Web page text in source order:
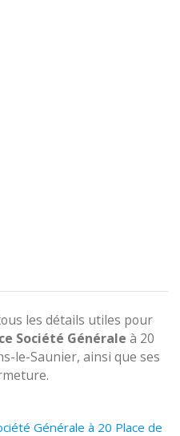
les détails utiles pour
Société Générale à 20
le-Saunier, ainsi que ses
Générale à 20 Place de